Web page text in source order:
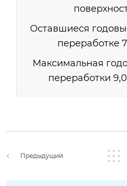
Оставшиеся
переработке
Максимальная
переработки
Предыдущий